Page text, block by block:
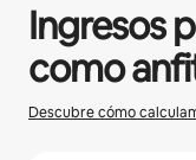
Ingresos
como
Descubre cómo